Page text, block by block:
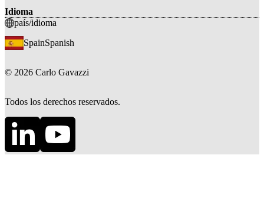
Idioma
país/idioma
SpainSpanish
© 2026 Carlo Gavazzi
Todos los derechos reservados.